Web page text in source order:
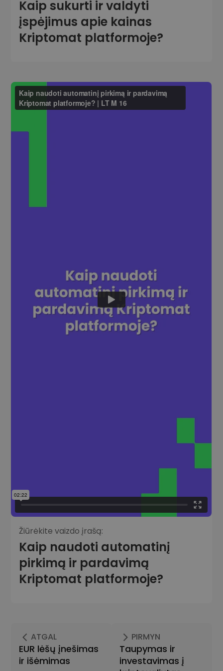
Kaip sukurti ir valdyti
įspėjimus apie kainas
Kriptomat platformoje?
Žiūrėkite vaizdo įrašą:
Kaip naudoti automatinį
pirkimą ir pardavimą
Kriptomat platformoje?
ATGAL
EUR lėšų įnešimas
ir išėmimas
PIRMYN
Taupymas ir
investavimas į